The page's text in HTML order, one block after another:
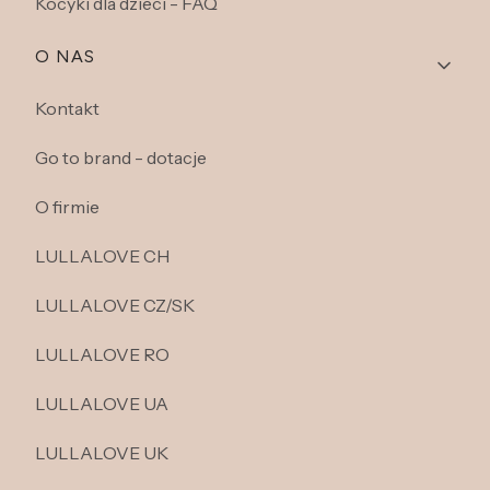
O NAS
Kontakt
Go to brand - dotacje
O firmie
LULLALOVE CH
LULLALOVE CZ/SK
LULLALOVE RO
LULLALOVE UA
LULLALOVE UK